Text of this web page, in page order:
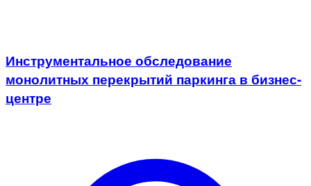
Инструментальное обследование
монолитных перекрытий паркинга в бизнес-
центре